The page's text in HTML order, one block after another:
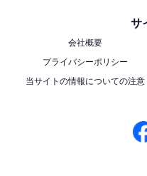
サ
会社概要
プライバシーポリシー
当サイトの情報についての注意